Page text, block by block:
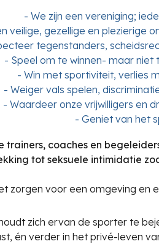
- We zijn een vereniging;
veilige, gezellige en plezierige
tegenstanders,
- Speel om te winnen- maar niet
- Win met sportiviteit, verlies
- Weiger vals spelen,
- Waardeer onze vrijwilligers en
- Geniet van het
trainers, coaches en
tot seksuele intimidatie
zorgen voor een omgeving en
zich ervan de sporter te
én verder in het privé-leven